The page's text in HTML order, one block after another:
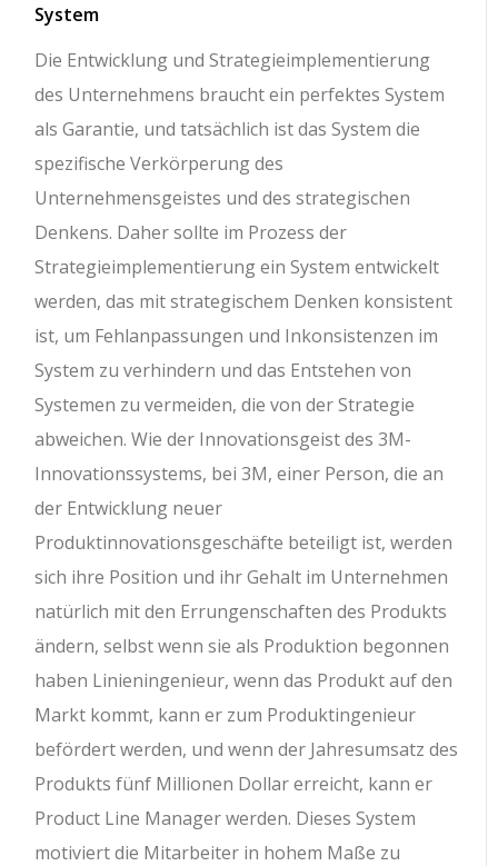
System
Die Entwicklung und Strategieimplementierung
des Unternehmens braucht ein perfektes System
als Garantie, und tatsächlich ist das System die
spezifische Verkörperung des
Unternehmensgeistes und des strategischen
Denkens. Daher sollte im Prozess der
Strategieimplementierung ein System entwickelt
werden, das mit strategischem Denken konsistent
ist, um Fehlanpassungen und Inkonsistenzen im
System zu verhindern und das Entstehen von
Systemen zu vermeiden, die von der Strategie
abweichen. Wie der Innovationsgeist des 3M-
Innovationssystems, bei 3M, einer Person, die an
der Entwicklung neuer
Produktinnovationsgeschäfte beteiligt ist, werden
sich ihre Position und ihr Gehalt im Unternehmen
natürlich mit den Errungenschaften des Produkts
ändern, selbst wenn sie als Produktion begonnen
haben Linieningenieur, wenn das Produkt auf den
Markt kommt, kann er zum Produktingenieur
befördert werden, und wenn der Jahresumsatz des
Produkts fünf Millionen Dollar erreicht, kann er
Product Line Manager werden. Dieses System
motiviert die Mitarbeiter in hohem Maße zu